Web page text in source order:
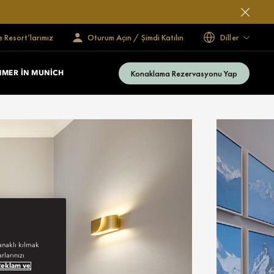
Oturum Açın / Şimdi Katılın Diller
IN MUNICH Konaklama Rezervasyonu Yap
kılmak
ve